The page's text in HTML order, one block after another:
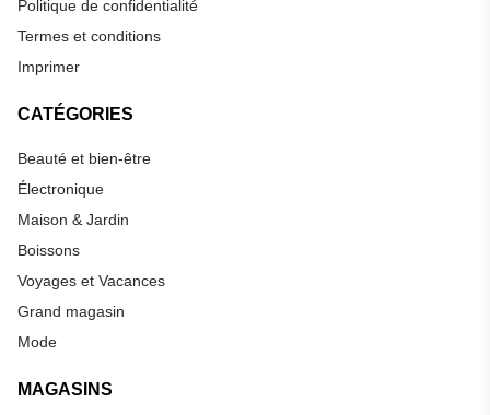
Politique de confidentialité
Termes et conditions
Imprimer
CATÉGORIES
Beauté et bien-être
Électronique
Maison & Jardin
Boissons
Voyages et Vacances
Grand magasin
Mode
MAGASINS